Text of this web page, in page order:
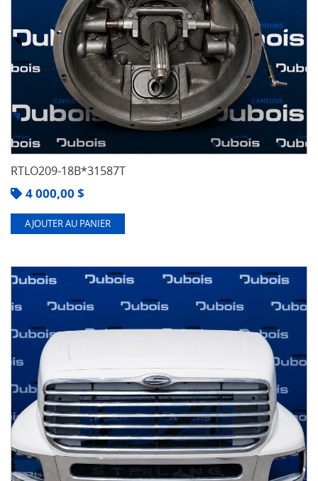
RTLO209-18B*31587T
4 000,00 $
AJOUTER AU PANIER